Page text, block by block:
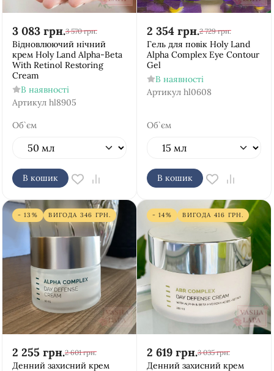
3 083 грн.3 570 грн.
Відновлюючий нічний
крем Holy Land Alpha-Beta
With Retinol Restoring
Cream
В наявності
Артикул hl8905
Об`єм
В кошик
2 354 грн.2 729 грн.
Гель для повік Holy Land
Alpha Complex Eye Contour
Gel
В наявності
Артикул hl0608
Об`єм
В кошик
- 13% ВИГОДА 346 ГРН.
2 255 грн.2 601 грн.
Денний захисний крем
- 14% ВИГОДА 416 ГРН.
2 619 грн.3 035 грн.
Денний захисний крем